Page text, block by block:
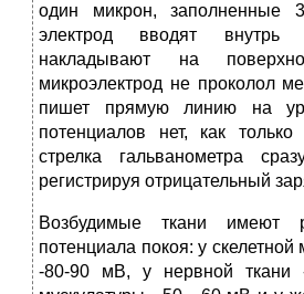
один микрон,
электрод вводят
накладывают на
микроэлектрод не проколол
пишет прямую линию на
потенциалов нет, как только
стрелка гальванометра
регистрируя отрицательный
Возбудимые ткани имеют
потенциала покоя: у
-80-90 мВ, у нервной